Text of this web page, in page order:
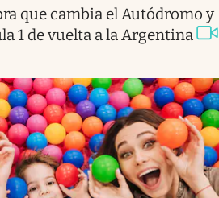
que cambia el Autódromo y
1 de vuelta a la Argentina